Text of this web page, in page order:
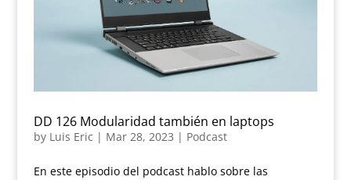
DD 126 Modularidad también en laptops
by Luis Eric | Mar 28, 2023 | Podcast
En este episodio del podcast hablo sobre las